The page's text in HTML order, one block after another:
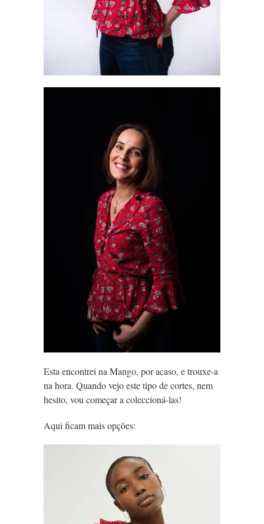
Esta encontrei na Mango, por acaso, e trouxe-a
na hora. Quando vejo este tipo de cortes, nem
hesito, vou começar a coleccioná-las!
Aqui ficam mais opções: